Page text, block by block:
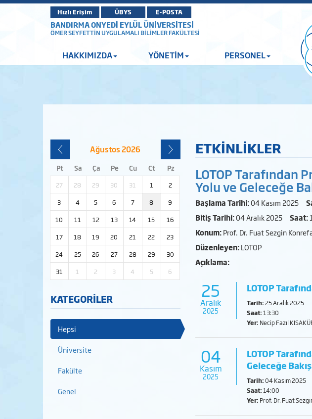
Hızlı Erişim ÜBYS E-POSTA
BANDIRMA ONYEDİ EYLÜL ÜNİVERSİTESİ
ÖMER SEYFETTİN UYGULAMALI BİLİMLER FAKÜLTESİ
HAKKIMIZDA YÖNETİM PERSONEL
Ağustos2026
Pt Sa Ça Pe Cu Ct Pz
27 28 29 30 31 1
2
3
4 5 6 7 8
9
10
11 12 13 14 15
16
17
18 19 20 21 22
23
24
25 26 27 28 29
30
31
1 2 3 4 5 6
KATEGORİLER
Hepsi
Üniversite
Fakülte
Genel
ETKİNLİKLER
LOTOP Tarafından
Yolu ve Geleceğe
Başlama Tarihi:04 Kasım 2025
Bitiş Tarihi:04 Aralık 2025 Saat:
Konum:Prof. Dr. Fuat Sezgin
Düzenleyen:LOTOP
Açıklama:
25
Aralık
2025
LOTOP
Tarih:25 Aralık 2025
Saat:13:30
Yer: Necip Fazıl
04
Kasım
2025
LOTOP
Geleceğe
Tarih:04 Kasım 2025
Saat:14:00
Yer: Prof. Dr. Fuat